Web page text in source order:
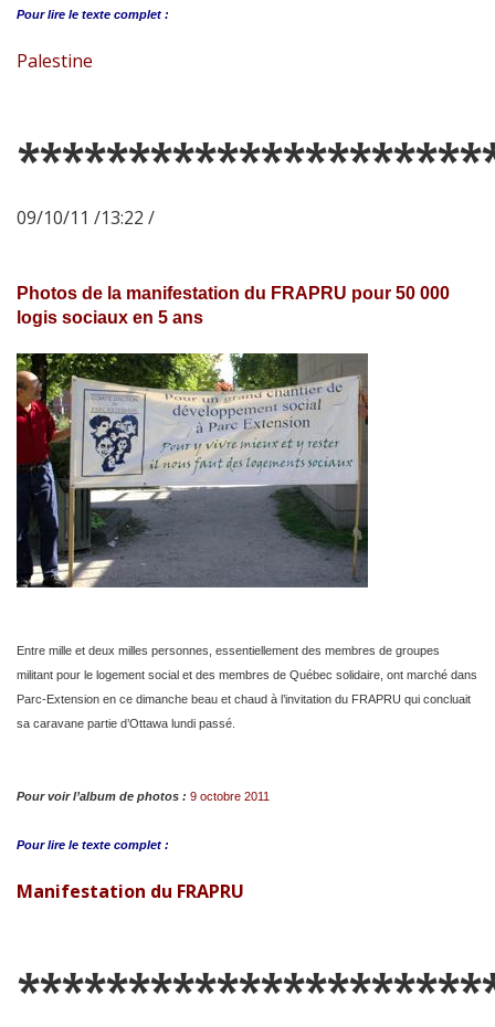
Pour lire le texte complet :
Palestine
09/10/11 /13:22 /
Photos de la manifestation du FRAPRU pour 50 000
logis sociaux en 5 ans
Entre mille et deux milles personnes, essentiellement des membres de groupes
militant pour le logement social et des membres de Québec solidaire, ont marché dans
Parc-Extension en ce dimanche beau et chaud à l’invitation du FRAPRU qui concluait
sa caravane partie d’Ottawa lundi passé.
Pour voir l’album de photos : 9 octobre 2011
Pour lire le texte complet :
Manifestation du FRAPRU